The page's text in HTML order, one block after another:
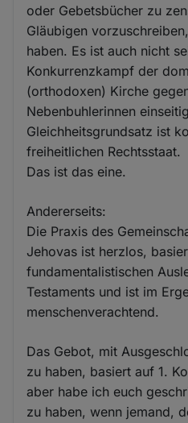
oder Gebetsbücher zu
Gläubigen
haben. Es ist auch nicht
Konkurrenzkampf der
(orthodoxen) Kirche
Nebenbuhlerinnen
Gleichheitsgrundsatz ist
freiheitlichen Rechtsstaat.
Das ist das eine.
Andererseits:
Die Praxis des
Jehovas ist herzlos,
fundamentalistischen
Testaments und ist im
menschenverachtend.
Das Gebot, mit
zu haben, basiert auf 1.
aber habe ich euch
zu haben, wenn jemand,